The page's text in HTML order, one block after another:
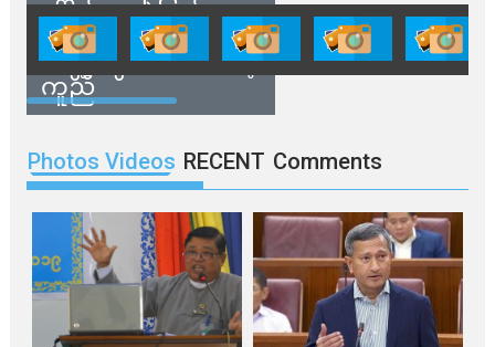
ရှောင်နေတဲ့ပြည်သူ
တွေအတွက် ရှမ်းနီ
အဖွဲ့တွေက ထောက်ပံ့
ကူညီ
Photos Videos RECENT Comments